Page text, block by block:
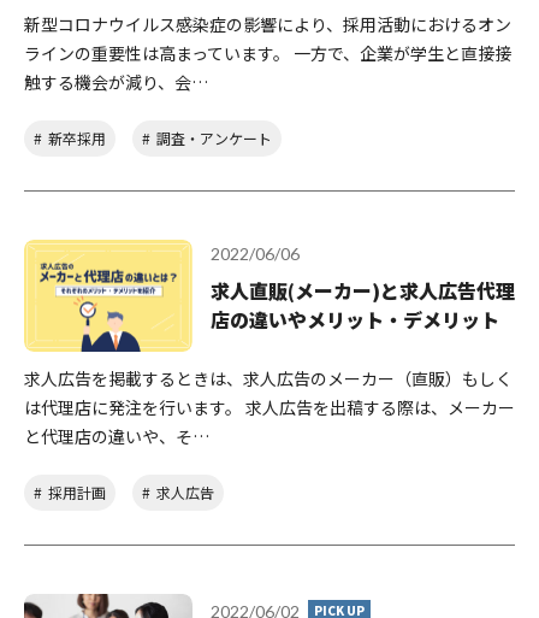
新型コロナウイルス感染症の影響により、採用活動におけるオン
ラインの重要性は高まっています。 一方で、企業が学生と直接接
触する機会が減り、会…
新卒採用 調査・アンケート
2022/06/06
求人直販(メーカー)と求人広告代理
店の違いやメリット・デメリット
求人広告を掲載するときは、求人広告のメーカー（直販）もしく
は代理店に発注を行います。 求人広告を出稿する際は、メーカー
と代理店の違いや、そ…
採用計画 求人広告
2022/06/02 PICK UP